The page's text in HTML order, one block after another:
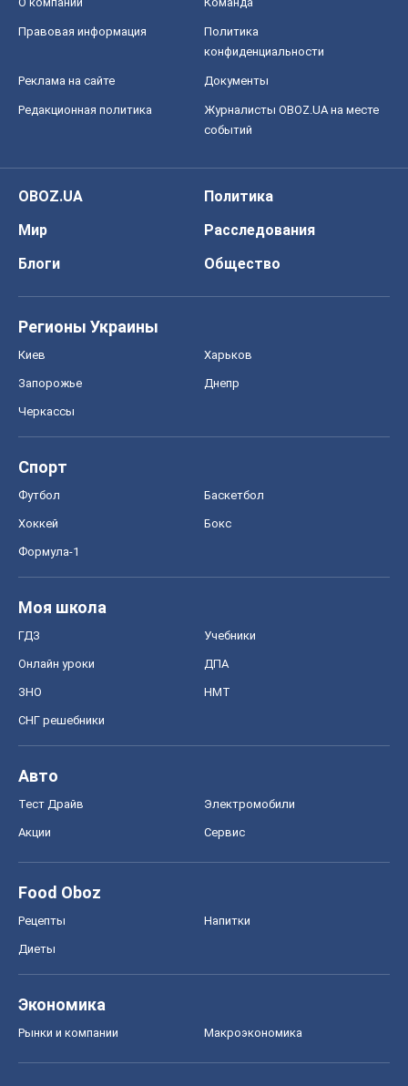
Правовая информация
Политика
конфиденциальности
Реклама на сайте Документы
Редакционная политика
Журналисты OBOZ.UA на месте
событий
OBOZ.UA
Политика
Мир
Расследования
Блоги
Общество
Регионы Украины
Киев Харьков
Запорожье Днепр
Черкассы
Спорт
Футбол Баскетбол
Хоккей Бокс
Формула-1
Моя школа
ГДЗ Учебники
Онлайн уроки ДПА
ЗНО НМТ
СНГ решебники
Авто
Тест Драйв Электромобили
Акции Сервис
Food Oboz
Рецепты Напитки
Диеты
Экономика
Рынки и компании Mакроэкономика